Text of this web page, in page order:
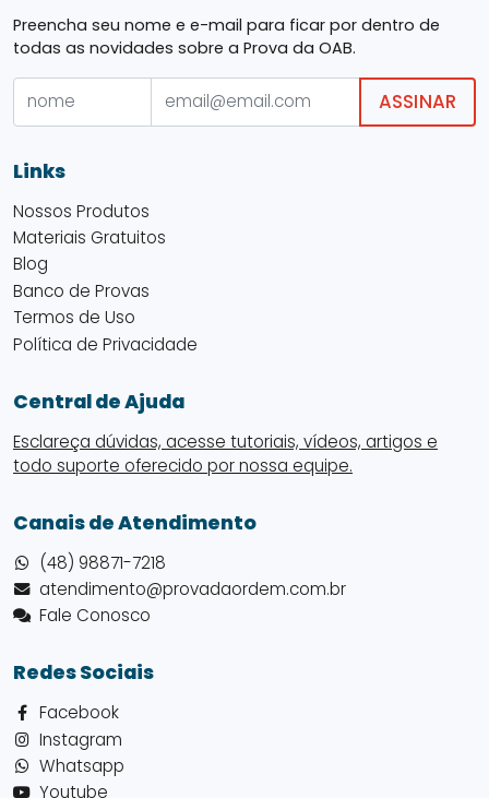
Preencha seu nome e e-mail para ficar por dentro de
todas as novidades sobre a Prova da OAB.
ASSINAR
Links
Nossos Produtos
Materiais Gratuitos
Blog
Banco de Provas
Termos de Uso
Política de Privacidade
Central de Ajuda
Esclareça dúvidas, acesse tutoriais, vídeos, artigos e
todo suporte oferecido por nossa equipe.
Canais de Atendimento
(48) 98871-7218
atendimento@provadaordem.com.br
Fale Conosco
Redes Sociais
Facebook
Instagram
Whatsapp
Youtube